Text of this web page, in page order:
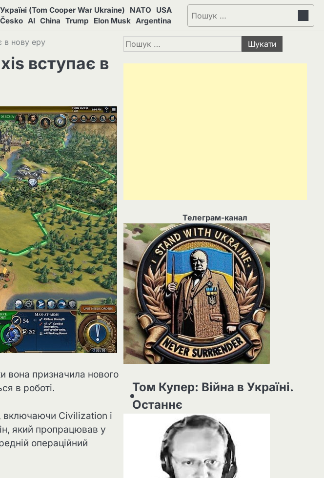
(Tom Cooper War Ukraine) NATO
USA
Česko AI China Trump Elon Musk Argentina
Пошук:
в нову еру
вступає в
вона призначила нового
в роботі.
включаючи Civilization і
який пропрацював у
операційний
Пошук:
Телеграм-канал
Том Купер: Війна в Україні.
Останнє